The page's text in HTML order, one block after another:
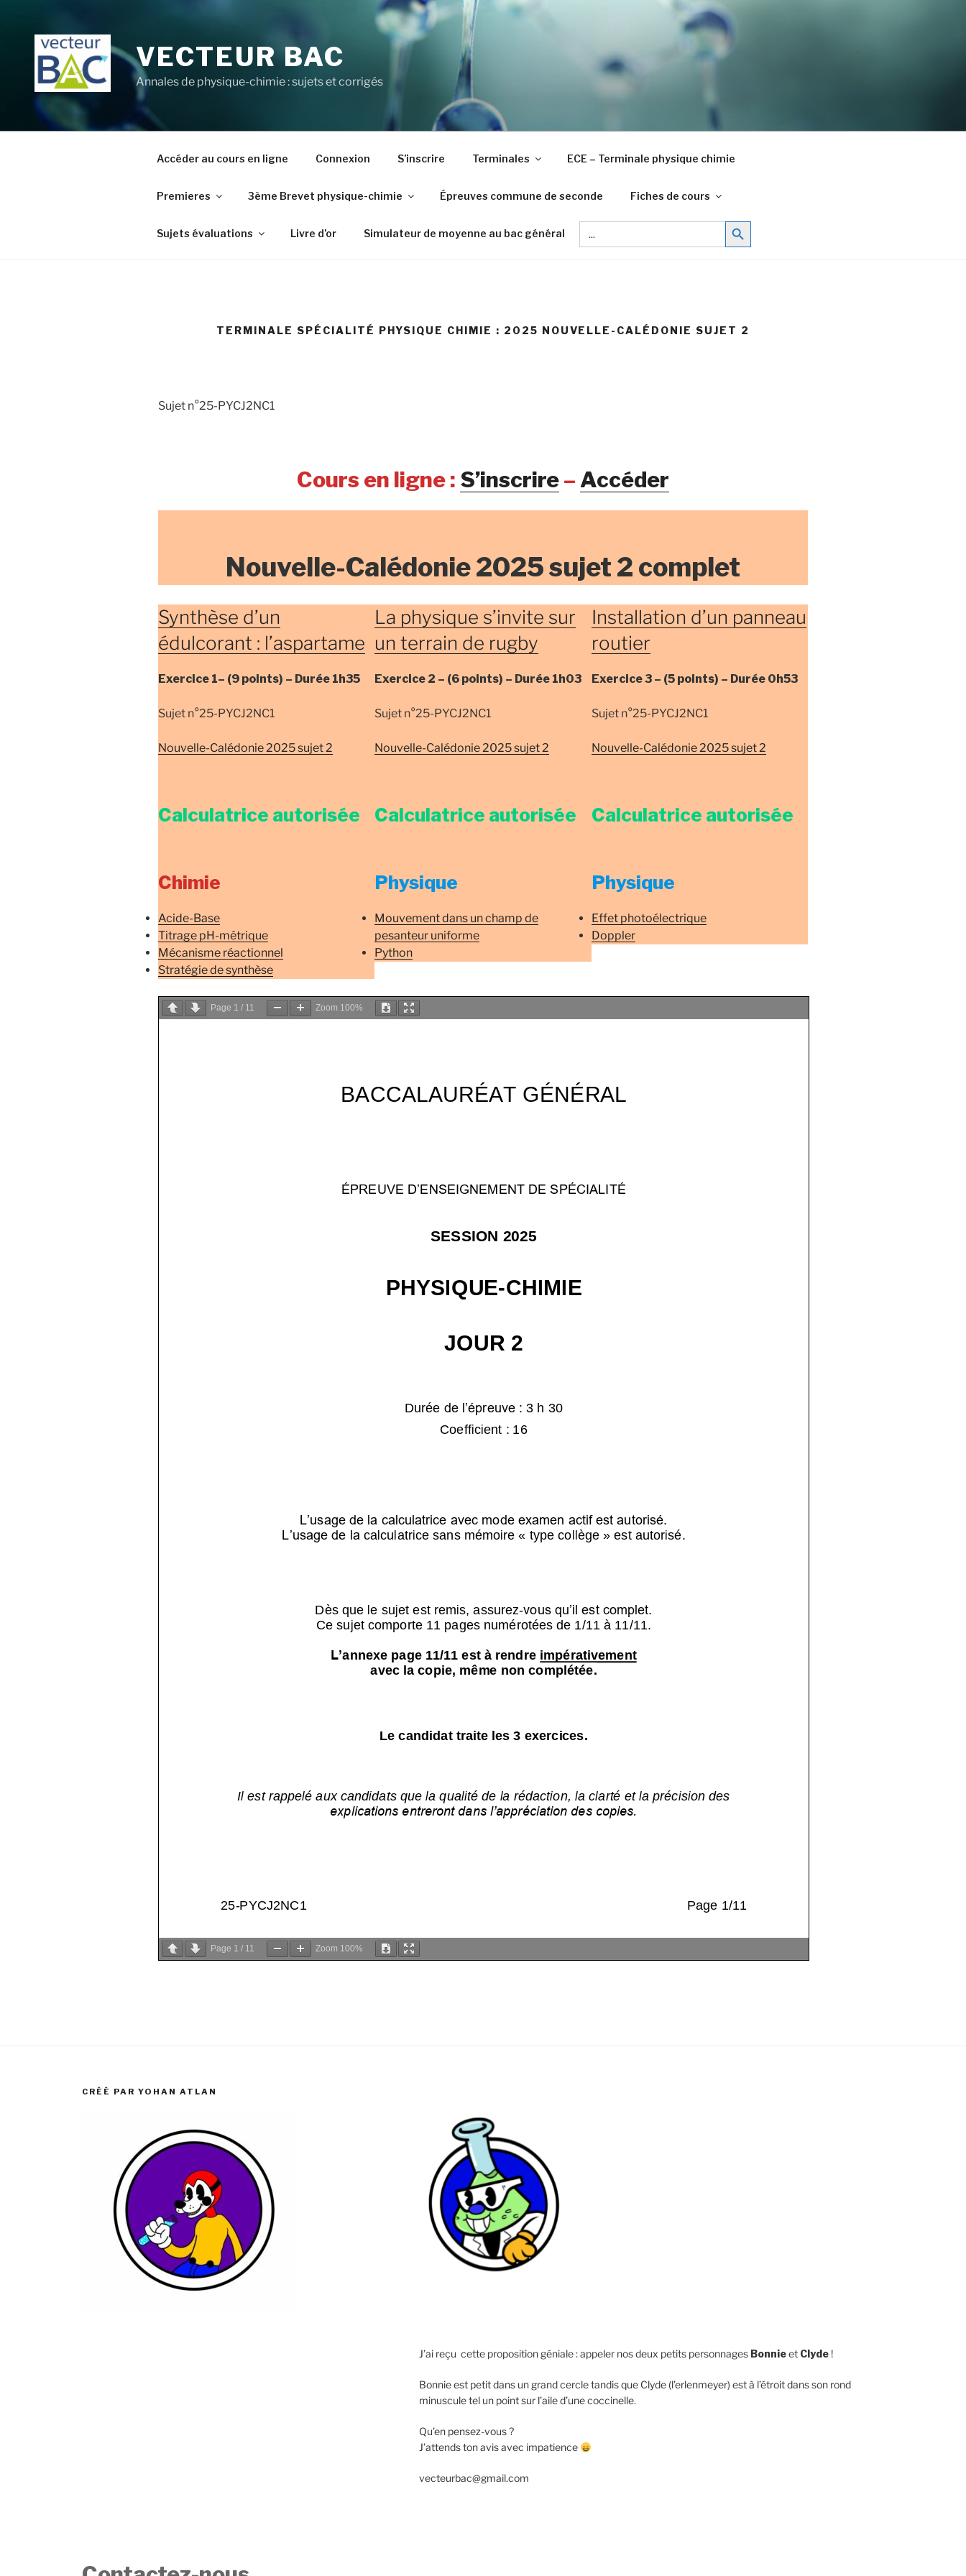
contenu
principal
VECTEUR BAC
Annales de physique-chimie : sujets et corrigés
Accéder au cours en ligne Connexion S’inscrire Terminales ECE – Terminale physique chimie
Premieres 3ème Brevet physique-chimie Épreuves commune de seconde Fiches de cours
Sujets évaluations Livre d’or Simulateur de moyenne au bac général
Search
for:
Search Button
TERMINALE SPÉCIALITÉ PHYSIQUE CHIMIE : 2025 NOUVELLE-CALÉDONIE SUJET 2
Sujet n°25-PYCJ2NC1
Cours en ligne : S’inscrire– Accéder
Nouvelle-Calédonie 2025 sujet 2 complet
Synthèse d’un
édulcorant : l’aspartame
Exercice 1– (9 points) – Durée 1h35
Sujet n°25-PYCJ2NC1
Nouvelle-Calédonie 2025 sujet 2
Calculatrice autorisée
Chimie
Acide-Base
Titrage pH-métrique
Mécanisme réactionnel
Stratégie de synthèse
La physique s’invite sur
un terrain de rugby
Exercice 2 – (6 points) – Durée 1h03
Sujet n°25-PYCJ2NC1
Nouvelle-Calédonie 2025 sujet 2
Calculatrice autorisée
Physique
Mouvement dans un champ de
pesanteur uniforme
Python
Installation d’un panneau
routier
Exercice 3 – (5 points) – Durée 0h53
Sujet n°25-PYCJ2NC1
Nouvelle-Calédonie 2025 sujet 2
Calculatrice autorisée
Physique
Effet photoélectrique
Doppler
Page 1 / 11 Zoom 100%
Page 1 / 11 Zoom 100%
CRÉÉ PAR YOHAN ATLAN
J’ai reçu cette proposition géniale : appeler nos deux petits personnages Bonnieet Clyde!
Bonnie est petit dans un grand cercle tandis que Clyde (l’erlenmeyer) est à l’étroit dans son rond
minuscule tel un point sur l’aile d’une coccinelle.
Qu’en pensez-vous ?
J’attends ton avis avec impatience
vecteurbac@gmail.com